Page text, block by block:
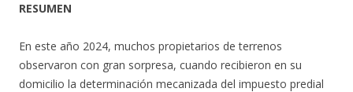
RESUMEN
En este año 2024, muchos propietarios de terrenos
observaron con gran sorpresa, cuando recibieron en su
domicilio la determinación mecanizada del impuesto predial